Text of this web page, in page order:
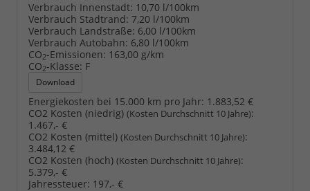
Verbrauch Innenstadt: 10,70 l/100km
Verbrauch Stadtrand: 7,20 l/100km
Verbrauch Landstraße: 6,00 l/100km
Verbrauch Autobahn: 6,80 l/100km
CO2-Emissionen: 163,00 g/km
CO2-Klasse: F
Download
Energiekosten bei 15.000 km pro Jahr: 1.883,52 €
CO2 Kosten (niedrig) (Kosten Durchschnitt 10 Jahre):
1.467,- €
CO2 Kosten (mittel) (Kosten Durchschnitt 10 Jahre):
3.484,12 €
CO2 Kosten (hoch) (Kosten Durchschnitt 10 Jahre):
5.379,- €
Jahressteuer: 197,- €